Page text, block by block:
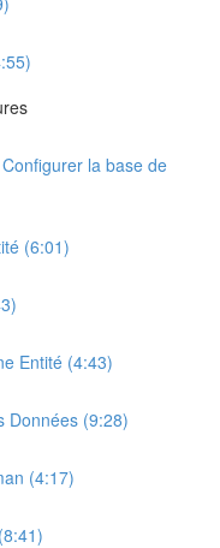
la base de
(6:01)
Entité (4:43)
Données (9:28)
(4:17)